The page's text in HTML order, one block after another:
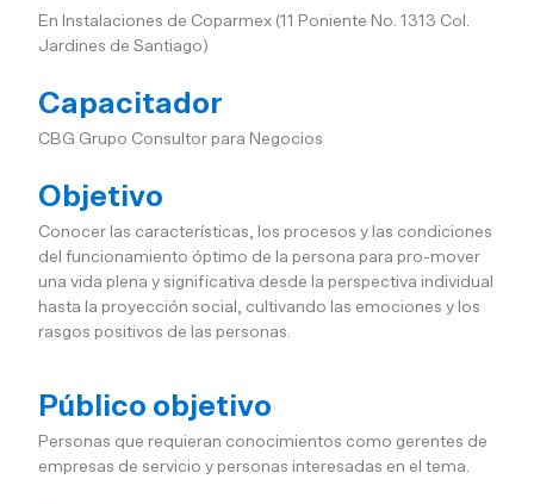
En Instalaciones de Coparmex (11 Poniente No. 1313 Col.
Jardines de Santiago)
Capacitador
CBG Grupo Consultor para Negocios
Objetivo
Conocer las características, los procesos y las condiciones
del funcionamiento óptimo de la persona para pro-mover
una vida plena y significativa desde la perspectiva individual
hasta la proyección social, cultivando las emociones y los
rasgos positivos de las personas.
Público objetivo
Personas que requieran conocimientos como gerentes de
empresas de servicio y personas interesadas en el tema.